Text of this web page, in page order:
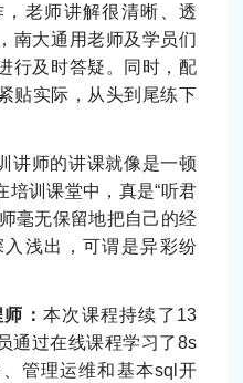
老师讲解很清晰、透
南大通用老师及学员们
行及时答疑。同时，配
贴实际，从头到尾练下
讲师的讲课就像是一顿
培训课堂中，真是“听君
毫无保留地把自己的经
浅出，可谓是异彩纷
： 本次课程持续了13
通过在线课程学习了8s
管理运维和基本sql开